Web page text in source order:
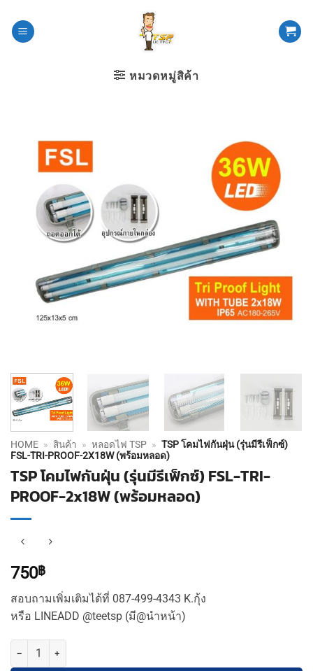
หมวดหมู่สิค้า
HOME » สินค้า » หลอดไฟ TSP » TSP โคมไฟกันฝุ่น (รุ่นมีรีเฟ็กซ์)
FSL-TRI-PROOF-2X18W (พร้อมหลอด)
TSP โคมไฟกันฝุ่น (รุ่นมีรีเฟ็กซ์) FSL-TRI-
PROOF-2x18W (พร้อมหลอด)
750฿
สอบถามเพิ่มเติมได้ที่ 087-499-4343 K.กุ้ง
หรือ LINEADD @teetsp (มี@นำหน้า)
จำนวน TSP โคมไฟกันฝุ่น (รุ่นมีรีเฟ็กซ์) FSL-TRI-PROOF-2x18W (พร้อ